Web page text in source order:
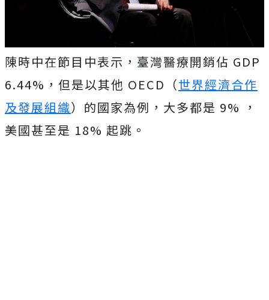
陳時中在節目中表示，臺灣醫療開銷佔 GDP
6.44%，但是以其他 OECD（世界經濟合作
及發展組織）的國家為例，大多都是 9% ，
美國甚至是 18% 起跳。